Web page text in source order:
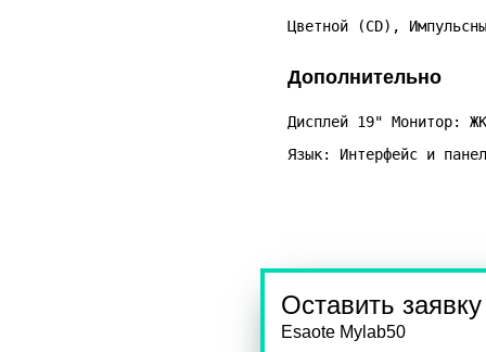
Цветной (CD),
Дополнительно
Дисплей 19" Монитор:
Язык: Интерфейс и
Оставить заявку
Esaote Mylab50